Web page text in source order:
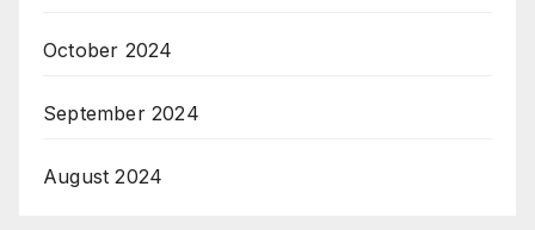
October 2024
September 2024
August 2024